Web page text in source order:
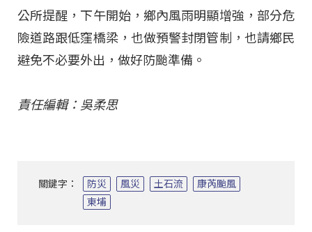
公所提醒，下午開始，鄉內風雨明顯增強，部分危
險道路跟低窪橋梁，也做預警封閉管制，也請鄉民
避免不必要外出，做好防颱準備。
責任編輯：吳柔思
關鍵字： 防災 風災 土石流
康芮颱風
東埔